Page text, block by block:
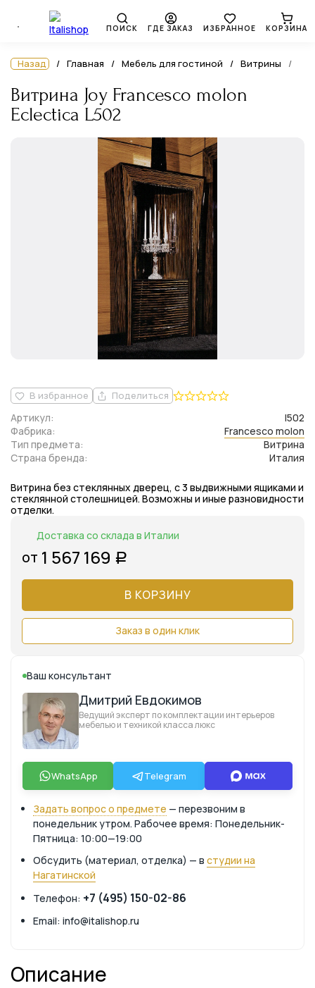
ПОИСК ГДЕ ЗАКАЗ ИЗБРАННОЕ КОРЗИНА
Назад Главная Мебель для гостиной Витрины
Витрина Joy Francesco molon
Eclectica L502
В избранное Поделиться
Фабрика: Francesco molon
Артикул:
l502
Тип предмета:
Витрина
Страна бренда:
Италия
Витрина без стеклянных дверец, с 3 выдвижными ящиками и
стеклянной столешницей. Возможны и иные разновидности
отделки.
Доставка со склада в Италии
от 1 567 169 Р
В КОРЗИНУ
Заказ в один клик
Ваш консультант
Дмитрий Евдокимов
Ведущий эксперт по комплектации интерьеров
мебелью и техникой класса люкс
WhatsApp Telegram
Задать вопрос о предмете — перезвоним в
понедельник утром. Рабочее время: Понедельник-
Пятница: 10:00—19:00
Обсудить (материал, отделка) — в студии на
Нагатинской
Телефон: +7 (495) 150-02-86
Email: info@italishop.ru
Описание